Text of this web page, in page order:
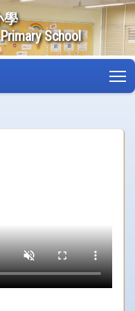
學
School